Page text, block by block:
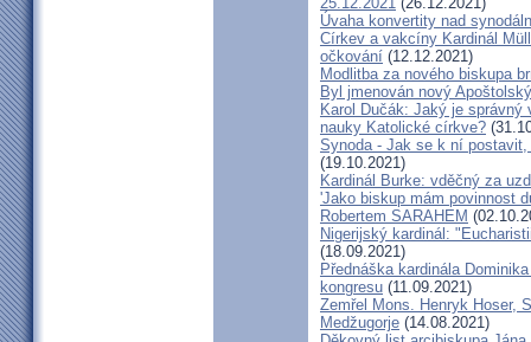
Úvaha konvertity nad
Církev a vakcíny Kardinál
očkování (12.12.2021)
Modlitba za nového biskupa
Byl jmenován nový
Karol Dučák: Jaký je
nauky Katolické církve?
Synoda - Jak se k ní
(19.10.2021)
Kardinál Burke: vděčný za
'Jako biskup mám povinnost
Robertem SARAHEM
Nigerijský kardinál:
(18.09.2021)
Přednáška kardinála
kongresu (11.09.2021)
Zemřel Mons. Henryk Hoser,
Medžugorje (14.08.2021)